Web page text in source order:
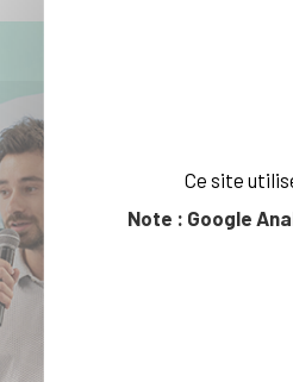
Ce site
Note : Google